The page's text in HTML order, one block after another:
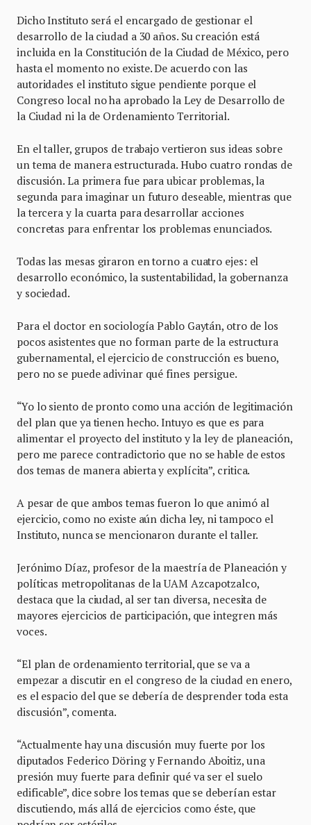
Dicho Instituto será el encargado de gestionar el
desarrollo de la ciudad a 30 años. Su creación está
incluida en la Constitución de la Ciudad de México, pero
hasta el momento no existe. De acuerdo con las
autoridades el instituto sigue pendiente porque el
Congreso local no ha aprobado la Ley de Desarrollo de
la Ciudad ni la de Ordenamiento Territorial.
En el taller, grupos de trabajo vertieron sus ideas sobre
un tema de manera estructurada. Hubo cuatro rondas de
discusión. La primera fue para ubicar problemas, la
segunda para imaginar un futuro deseable, mientras que
la tercera y la cuarta para desarrollar acciones
concretas para enfrentar los problemas enunciados.
Todas las mesas giraron en torno a cuatro ejes: el
desarrollo económico, la sustentabilidad, la gobernanza
y sociedad.
Para el doctor en sociología Pablo Gaytán, otro de los
pocos asistentes que no forman parte de la estructura
gubernamental, el ejercicio de construcción es bueno,
pero no se puede adivinar qué fines persigue.
“Yo lo siento de pronto como una acción de legitimación
del plan que ya tienen hecho. Intuyo es que es para
alimentar el proyecto del instituto y la ley de planeación,
pero me parece contradictorio que no se hable de estos
dos temas de manera abierta y explícita”, critica.
A pesar de que ambos temas fueron lo que animó al
ejercicio, como no existe aún dicha ley, ni tampoco el
Instituto, nunca se mencionaron durante el taller.
Jerónimo Díaz, profesor de la maestría de Planeación y
políticas metropolitanas de la UAM Azcapotzalco,
destaca que la ciudad, al ser tan diversa, necesita de
mayores ejercicios de participación, que integren más
voces.
“El plan de ordenamiento territorial, que se va a
empezar a discutir en el congreso de la ciudad en enero,
es el espacio del que se debería de desprender toda esta
discusión”, comenta.
“Actualmente hay una discusión muy fuerte por los
diputados Federico Döring y Fernando Aboitiz, una
presión muy fuerte para definir qué va ser el suelo
edificable”, dice sobre los temas que se deberían estar
discutiendo, más allá de ejercicios como éste, que